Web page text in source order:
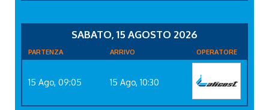
SABATO, 15 AGOSTO 2026
PARTENZA ARRIVO OPERATORE
15 Ago, 09:05 15 Ago, 10:30